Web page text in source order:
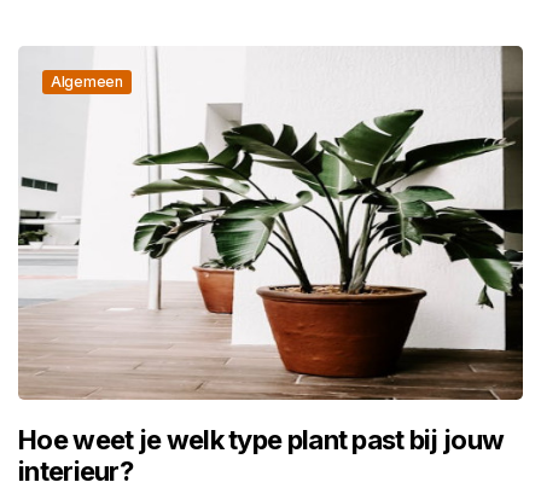
Algemeen
Hoe weet je welk type plant past bij jouw
interieur?